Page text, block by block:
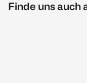
Finde uns auch